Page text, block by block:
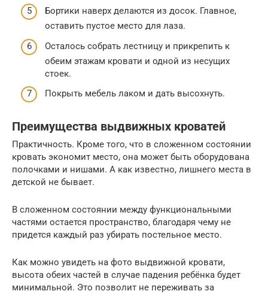
Бортики наверх делаются из досок. Главное,
оставить пустое место для лаза.
Осталось собрать лестницу и прикрепить к
обеим этажам кровати и одной из несущих
стоек.
Покрыть мебель лаком и дать высохнуть.
Преимущества выдвижных кроватей
Практичность. Кроме того, что в сложенном состоянии
кровать экономит место, она может быть оборудована
полочками и нишами. А как известно, лишнего места в
детской не бывает.
В сложенном состоянии между функциональными
частями остается пространство, благодаря чему не
придется каждый раз убирать постельное место.
Как можно увидеть на фото выдвижной кровати,
высота обеих частей в случае падения ребёнка будет
минимальной. Это позволит не переживать за